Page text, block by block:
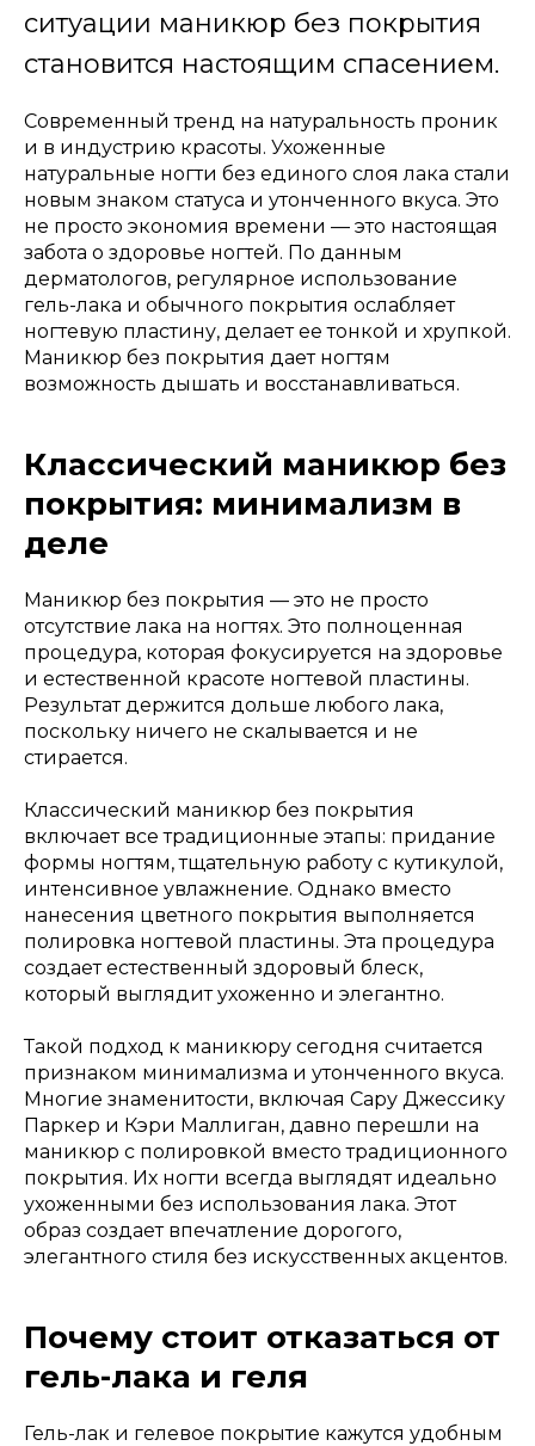
ситуации маникюр без покрытия
становится настоящим спасением.
Современный тренд на натуральность проник
и в индустрию красоты. Ухоженные
натуральные ногти без единого слоя лака стали
новым знаком статуса и утонченного вкуса. Это
не просто экономия времени — это настоящая
забота о здоровье ногтей. По данным
дерматологов, регулярное использование
гель-лака и обычного покрытия ослабляет
ногтевую пластину, делает ее тонкой и хрупкой.
Маникюр без покрытия дает ногтям
возможность дышать и восстанавливаться.
Классический маникюр без
покрытия: минимализм в
деле
Маникюр без покрытия — это не просто
отсутствие лака на ногтях. Это полноценная
процедура, которая фокусируется на здоровье
и естественной красоте ногтевой пластины.
Результат держится дольше любого лака,
поскольку ничего не скалывается и не
стирается.
Классический маникюр без покрытия
включает все традиционные этапы: придание
формы ногтям, тщательную работу с кутикулой,
интенсивное увлажнение. Однако вместо
нанесения цветного покрытия выполняется
полировка ногтевой пластины. Эта процедура
создает естественный здоровый блеск,
который выглядит ухоженно и элегантно.
Такой подход к маникюру сегодня считается
признаком минимализма и утонченного вкуса.
Многие знаменитости, включая Сару Джессику
Паркер и Кэри Маллиган, давно перешли на
маникюр с полировкой вместо традиционного
покрытия. Их ногти всегда выглядят идеально
ухоженными без использования лака. Этот
образ создает впечатление дорогого,
элегантного стиля без искусственных акцентов.
Почему стоит отказаться от
гель-лака и геля
Гель-лак и гелевое покрытие кажутся удобным